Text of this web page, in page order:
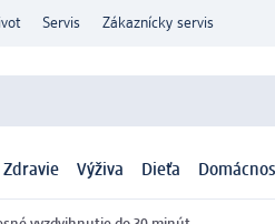
Servis Zákaznícky servis
Zdravie Výživa Dieťa